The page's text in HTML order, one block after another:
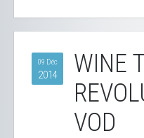
09 Déc
2014
WINE
VOD